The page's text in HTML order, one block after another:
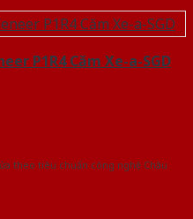
P1R4 Căm Xe-a-SGD
theo tiêu chuẩn công nghệ Châu